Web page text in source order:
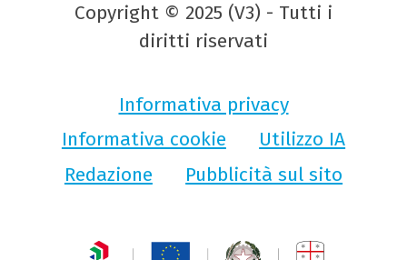
Copyright © 2025 (V3) - Tutti i
diritti riservati
Informativa privacy
Informativa cookie
Utilizzo IA
Redazione
Pubblicità sul sito